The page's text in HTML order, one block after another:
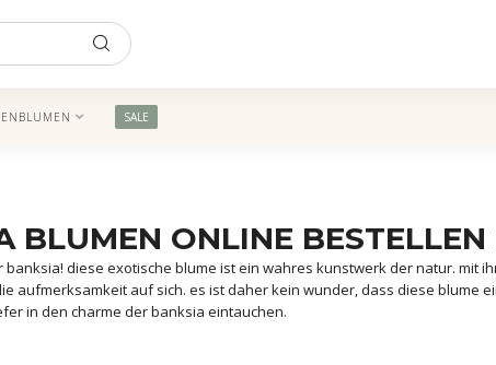
SALE
BLUMEN ONLINE
diese exotische blume ist ein wahres kunstwerk der natur. mit
aufmerksamkeit auf sich. es ist daher kein wunder, dass diese blume
in den charme der banksia eintauchen.